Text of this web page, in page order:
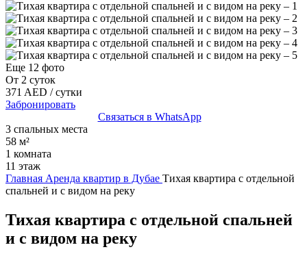
Еще 12 фото
От 2 суток
371 AED / сутки
Забронировать
Связаться в WhatsApp
3 спальных места
58 м²
1 комната
11 этаж
Главная Аренда квартир в Дубае Тихая квартира с отдельной
спальней и с видом на реку
Тихая квартира с отдельной спальней
и с видом на реку